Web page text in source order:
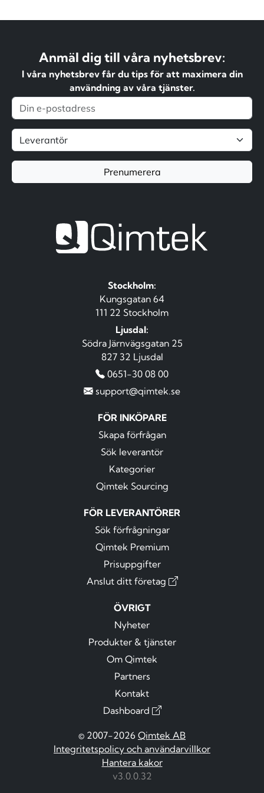
Anmäl dig till våra nyhetsbrev:
I våra nyhetsbrev får du tips för att maximera din
användning av våra tjänster.
Prenumerera
Stockholm:
Kungsgatan 64
111 22 Stockholm
Ljusdal:
Södra Järnvägsgatan 25
827 32 Ljusdal
0651-30 08 00
support@qimtek.se
FÖR INKÖPARE
Skapa förfrågan
Sök leverantör
Kategorier
Qimtek Sourcing
FÖR LEVERANTÖRER
Sök förfrågningar
Qimtek Premium
Prisuppgifter
Anslut ditt företag
ÖVRIGT
Nyheter
Produkter & tjänster
Om Qimtek
Partners
Kontakt
Dashboard
© 2007-2026 Qimtek AB
Integritetspolicy och användarvillkor
Hantera kakor
v3.0.0.32